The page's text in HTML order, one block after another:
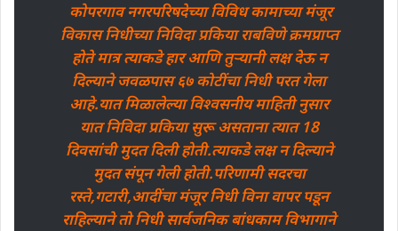
कोपरगाव नगरपरिषदेच्या विविध कामाच्या मंजूर
विकास निधीच्या निविदा प्रकिया राबविणे क्रमप्राप्त
होते मात्र त्याकडे हार आणि तुऱ्यानी लक्ष देऊ न
दिल्याने जवळपास ६७ कोटींचा निधी परत गेला
आहे.यात मिळालेल्या विश्वसनीय माहिती नुसार
यात निविदा प्रकिया सुरू असताना त्यात 18
दिवसांची मुदत दिली होती.त्याकडे लक्ष न दिल्याने
मुदत संपून गेली होती.परिणामी सदरचा
रस्ते,गटारी,आदींचा मंजूर निधी विना वापर पडून
राहिल्याने तो निधी सार्वजनिक बांधकाम विभागाने